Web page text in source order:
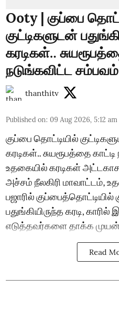
Ooty | குப்பை
குட்டிகளுடன்
கரடிகள்..
நடுங்கவிட்ட சம்பவம்
thanthitv
Published on: 09 Aug 2026, 5:12 am
குப்பை தொட்டியில்
கரடிகள்.. சுயரூபத்தை
உதகையில் கரடிகள்
அச்சம் நீலகிரி மாவாட்டம்,
பஜாரில் குப்பைத்தொட்டியில்
பதுங்கியிருந்த கரடி, காரில்
எடுத்தவர்களை தாக்க
Read